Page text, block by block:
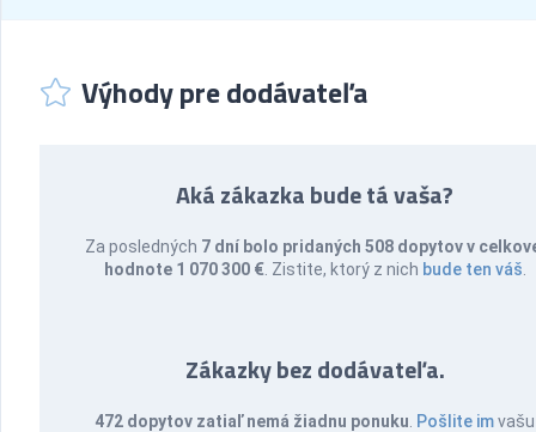
Výhody pre dodávateľa
Aká zákazka bude tá vaša?
Za posledných 7 dní bolo pridaných 508 dopytov v
hodnote 1 070 300 € . Zistite, ktorý z nich bude ten váš
Zákazky bez dodávateľa.
472 dopytov zatiaľ nemá žiadnu ponuku Pošlite imvašu